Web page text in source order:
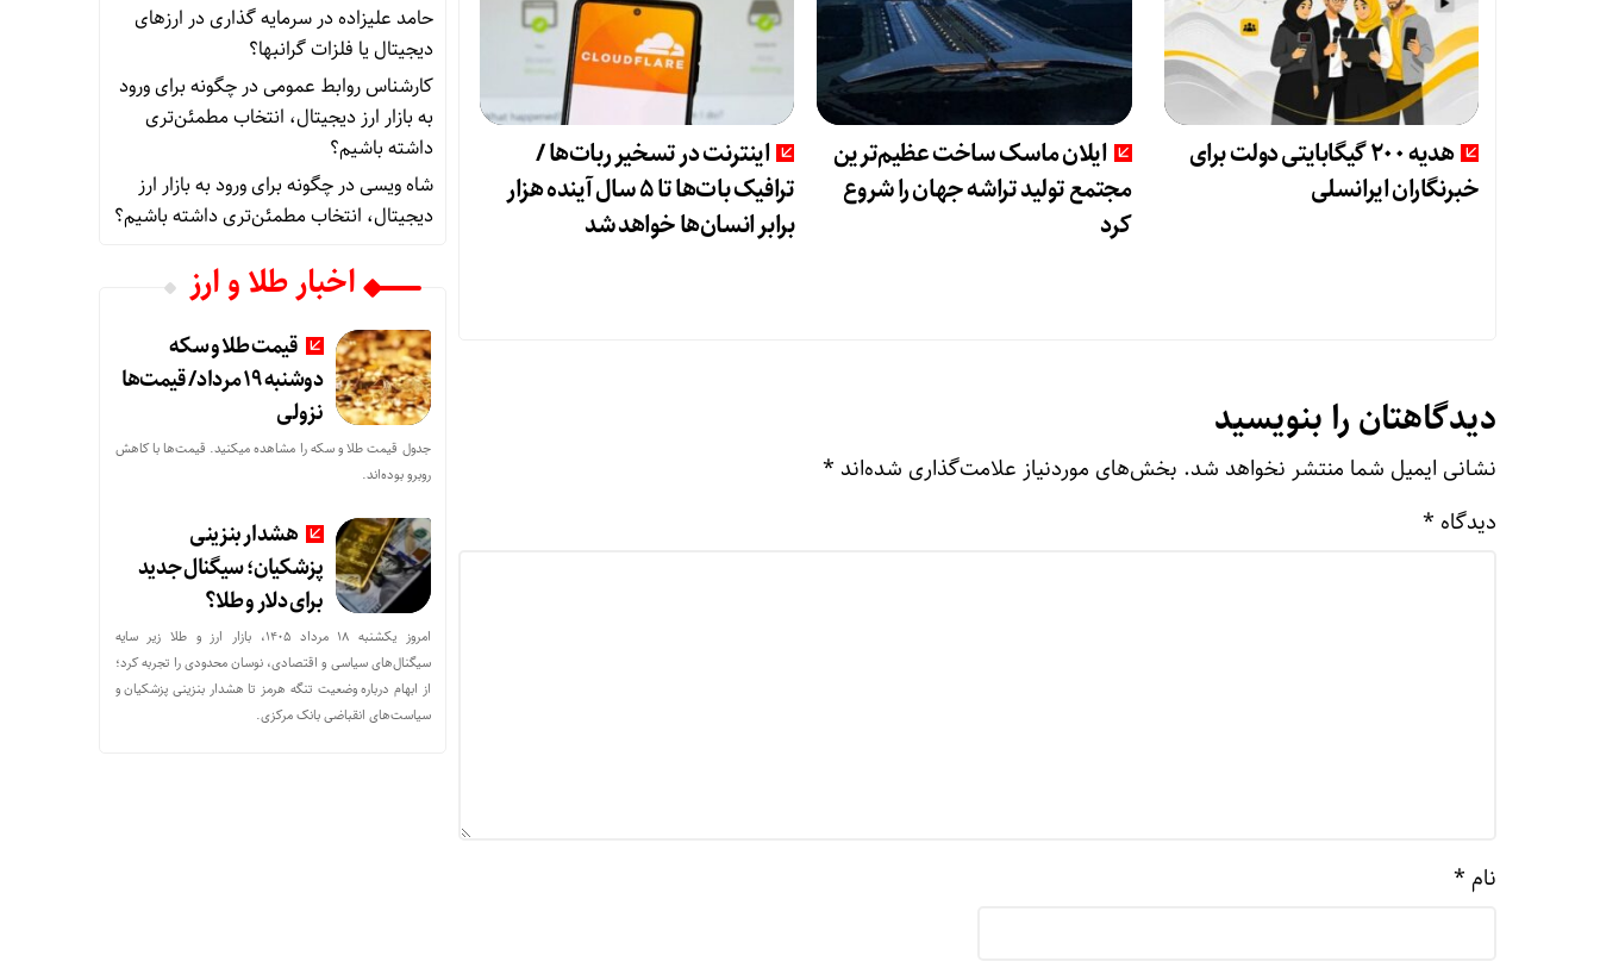
هدیه ۲۰۰ گیگابایتی دولت برای
خبرنگاران ایرانسلی
ایلان ماسک ساخت عظیم‌ترین
مجتمع تولید تراشه جهان را شروع
کرد
اینترنت در تسخیر ربات‌ها /
ترافیک بات‌ها تا ۵ سال آینده هزار
برابر انسان‌ها خواهد شد
دیدگاهتان را بنویسید
نشانی ایمیل شما منتشر نخواهد شد. بخش‌های موردنیاز علامت‌گذاری شده‌اند *
دیدگاه *
نام *
حامد علیزادهدرسرمایه گذاری در ارزهای
دیجیتال یا فلزات گرانبها؟
کارشناس روابط عمومیدرچگونه برای ورود
به بازار ارز دیجیتال، انتخاب مطمئن‌تری
داشته باشیم؟
شاه ویسیدرچگونه برای ورود به بازار ارز
دیجیتال، انتخاب مطمئن‌تری داشته باشیم؟
اخبار طلا و ارز
قیمت طلا و سکه
دوشنبه 19 مرداد/ قیمت‌ها
نزولی
جدول قیمت طلا و سکه را مشاهده میکنید. قیمت‌ها با کاهش
روبرو بوده‌اند.
هشدار بنزینی
پزشکیان؛ سیگنال جدید
برای دلار و طلا؟
امروز یکشنبه ۱۸ مرداد ۱۴۰۵، بازار ارز و طلا زیر سایه
سیگنال‌های سیاسی و اقتصادی، نوسان محدودی را تجربه کرد؛
از ابهام درباره وضعیت تنگه هرمز تا هشدار بنزینی پزشکیان و
سیاست‌های انقباضی بانک مرکزی.